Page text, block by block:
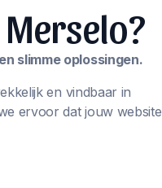
slimme oplossingen.
en vindbaar in
ervoor dat jouw website